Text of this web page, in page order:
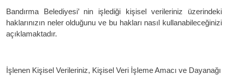
Bandırma Belediyesi’ nin işlediği kişisel verileriniz üzerindeki
haklarınızın neler olduğunu ve bu hakları nasıl kullanabileceğinizi
açıklamaktadır.
İşlenen Kişisel Verileriniz, Kişisel Veri İşleme Amacı ve Dayanağı